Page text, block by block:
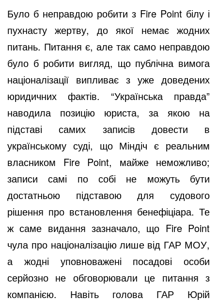
Було б неправдою робити з Fire Point білу і
пухнасту жертву, до якої немає жодних
питань. Питання є, але так само неправдою
було б робити вигляд, що публічна вимога
націоналізації випливає з уже доведених
юридичних фактів. “Українська правда”
наводила позицію юриста, за якою на
підставі самих записів довести в
українському суді, що Міндіч є реальним
власником Fire Point, майже неможливо;
записи самі по собі не можуть бути
достатньою підставою для судового
рішення про встановлення бенефіціара. Те
ж саме видання зазначало, що Fire Point
чула про націоналізацію лише від ГАР МОУ,
а жодні уповноважені посадові особи
серйозно не обговорювали це питання з
компанією. Навіть голова ГАР Юрій